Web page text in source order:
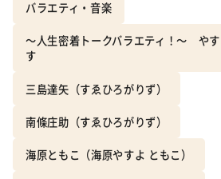
バラエティ・音楽
～人生密着トークバラエティ！～ や
す
三島達矢（すゑひろがりず）
南條庄助（すゑひろがりず）
海原ともこ（海原やすよ ともこ）